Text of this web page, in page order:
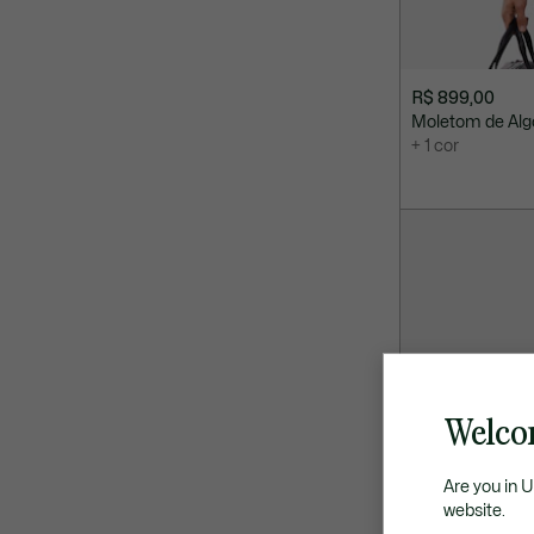
R$ 899,00
Moletom de
+ 1 cor
Are you in
website.